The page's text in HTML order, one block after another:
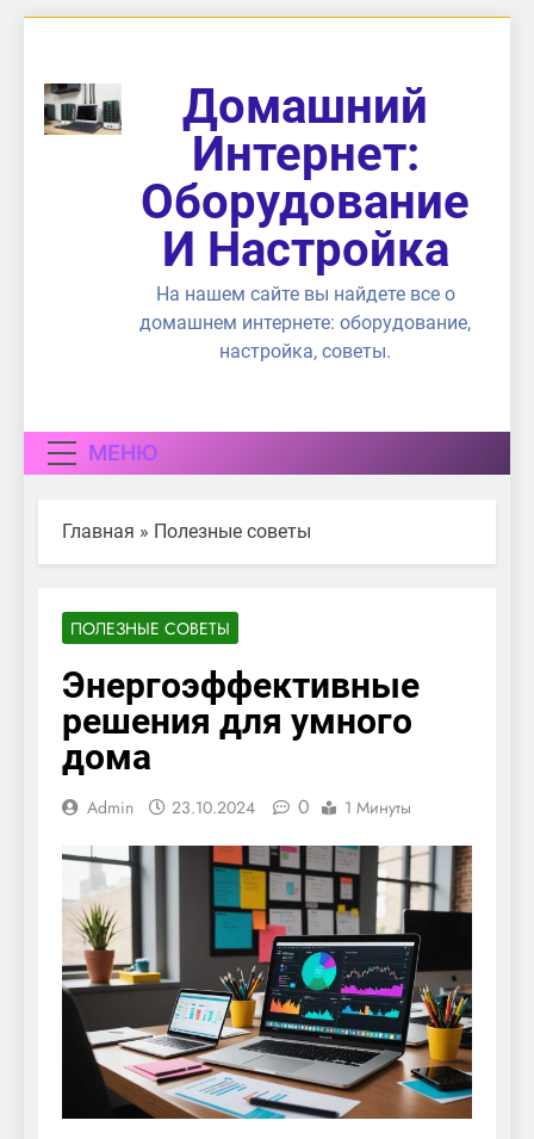
содержимому
Домашний
Интернет:
Оборудование
И Настройка
На нашем сайте вы найдете все о
домашнем интернете: оборудование,
настройка, советы.
МЕНЮ
Главная » Полезные советы
ПОЛЕЗНЫЕ СОВЕТЫ
Энергоэффективные
решения для умного
дома
Admin 23.10.2024 0 1 Минуты